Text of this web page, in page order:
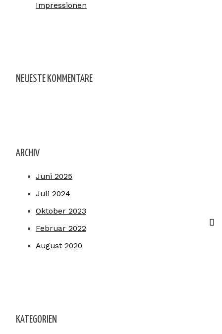
Impressionen
NEUESTE KOMMENTARE
ARCHIV
Juni 2025
Juli 2024
Oktober 2023
Februar 2022
August 2020
KATEGORIEN